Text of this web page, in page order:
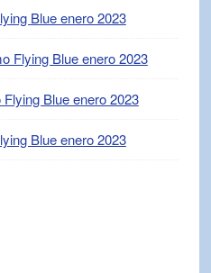
Blue enero 2023
Flying Blue enero 2023
Blue enero 2023
Blue enero 2023